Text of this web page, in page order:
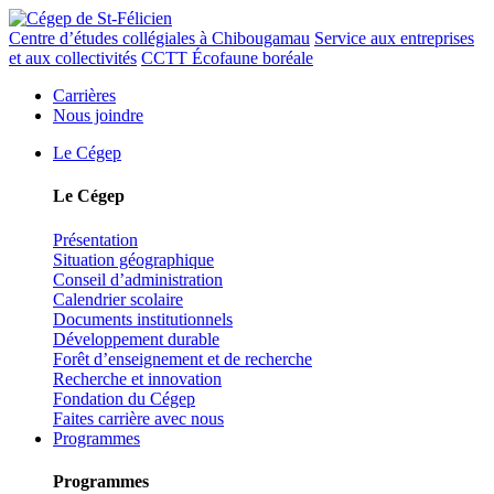
Centre d’études collégiales à Chibougamau Service aux entreprises
et aux collectivités CCTT Écofaune boréale
Carrières
Nous joindre
Le Cégep
Le Cégep
Présentation
Situation géographique
Conseil d’administration
Calendrier scolaire
Documents institutionnels
Développement durable
Forêt d’enseignement et de recherche
Recherche et innovation
Fondation du Cégep
Faites carrière avec nous
Programmes
Programmes